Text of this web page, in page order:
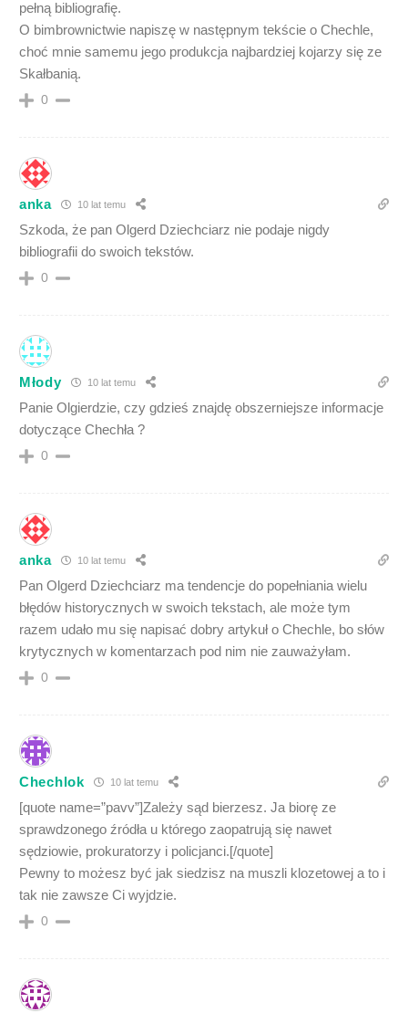
pełną bibliografię.
O bimbrownictwie napiszę w następnym tekście o Chechle,
choć mnie samemu jego produkcja najbardziej kojarzy się ze
Skałbanią.
0
anka 10 lat temu
Szkoda, że pan Olgerd Dziechciarz nie podaje nigdy
bibliografii do swoich tekstów.
0
Młody 10 lat temu
Panie Olgierdzie, czy gdzieś znajdę obszerniejsze informacje
dotyczące Chechła ?
0
anka 10 lat temu
Pan Olgerd Dziechciarz ma tendencje do popełniania wielu
błędów historycznych w swoich tekstach, ale może tym
razem udało mu się napisać dobry artykuł o Chechle, bo słów
krytycznych w komentarzach pod nim nie zauważyłam.
0
Chechlok 10 lat temu
[quote name=”pavv”]Zależy sąd bierzesz. Ja biorę ze
sprawdzonego źródła u którego zaopatrują się nawet
sędziowie, prokuratorzy i policjanci.[/quote]
Pewny to możesz być jak siedzisz na muszli klozetowej a to i
tak nie zawsze Ci wyjdzie.
0